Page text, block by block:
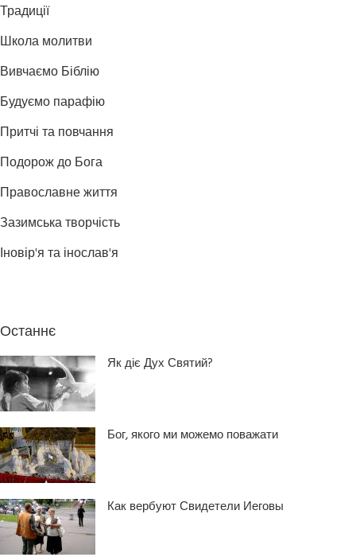
Традиції
Школа молитви
Вивчаємо Біблію
Будуємо парафію
Притчі та повчання
Подорож до Бога
Православне життя
Зазимська творчість
Іновір'я та інослав'я
Останнє
Як діє Дух Святий?
Бог, якого ми можемо поважати
Как вербуют Свидетели Иеговы